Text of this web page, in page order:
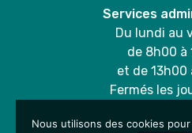
Services
Du lundi au
de 8h00 à
et de 13h00
Fermés les
Nous utilisons des cookies pour